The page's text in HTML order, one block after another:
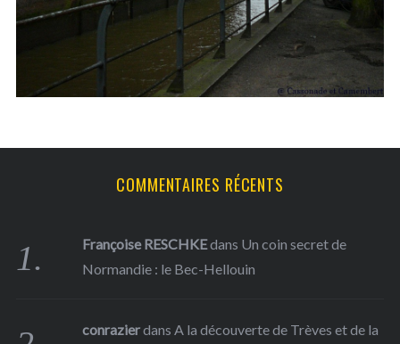
COMMENTAIRES RÉCENTS
Françoise RESCHKEdans Un coin secret de
Normandie : le Bec-Hellouin
conrazierdans A la découverte de Trèves et de la